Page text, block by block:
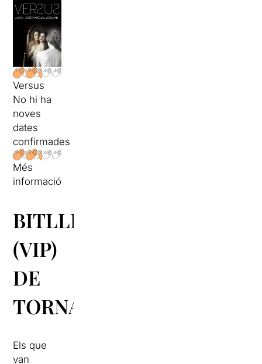
Versus
No hi ha
noves
dates
confirmades
Més
informació
BITLLETS
(VIP)
DE
TORNADA
Els que
van